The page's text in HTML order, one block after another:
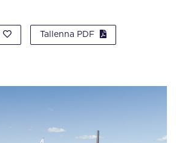
Tallenna PDF